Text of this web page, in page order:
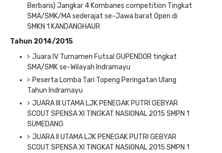
Berbaris) Jangkar 4 Kombanes competition Tingkat
SMA/SMK/MA sederajat se-Jawa barat Open di
SMKN 1 KANDANGHAUR
Tahun 2014/2015
Juara IV Turnamen Futsal GUPENDOR tingkat
SMA/SMK se-Wilayah Indramayu
Peserta Lomba Tari Topeng Peringatan Ulang
Tahun Indramayu
JUARA III UTAMA LJK PENEGAK PUTRI GEBYAR
SCOUT SPENSA XI TINGKAT NASIONAL 2015 SMPN 1
SUMEDANG
JUARA II UTAMA LJK PENEGAK PUTRI GEBYAR
SCOUT SPENSA XI TINGKAT NASIONAL 2015 SMPN 1